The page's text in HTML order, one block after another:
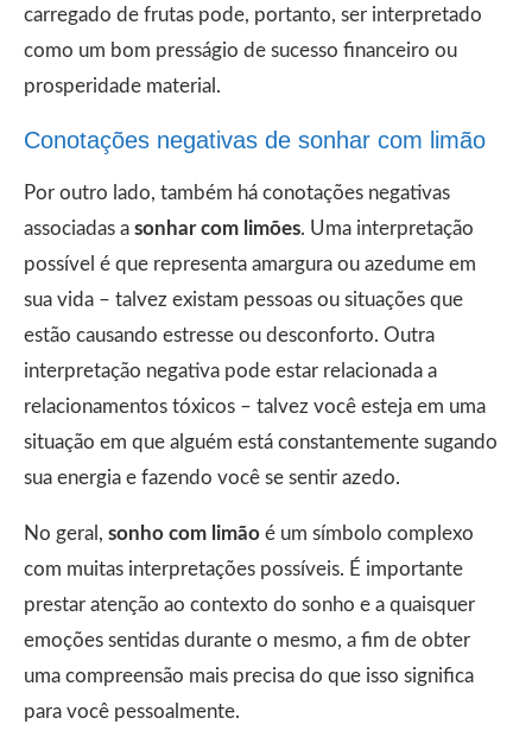
carregado de frutas pode, portanto, ser interpretado
como um bom presságio de sucesso financeiro ou
prosperidade material.
Conotações negativas de sonhar com limão
Por outro lado, também há conotações negativas
associadas a sonhar com limões. Uma interpretação
possível é que representa amargura ou azedume em
sua vida – talvez existam pessoas ou situações que
estão causando estresse ou desconforto. Outra
interpretação negativa pode estar relacionada a
relacionamentos tóxicos – talvez você esteja em uma
situação em que alguém está constantemente sugando
sua energia e fazendo você se sentir azedo.
No geral, sonho com limão é um símbolo complexo
com muitas interpretações possíveis. É importante
prestar atenção ao contexto do sonho e a quaisquer
emoções sentidas durante o mesmo, a fim de obter
uma compreensão mais precisa do que isso significa
para você pessoalmente.